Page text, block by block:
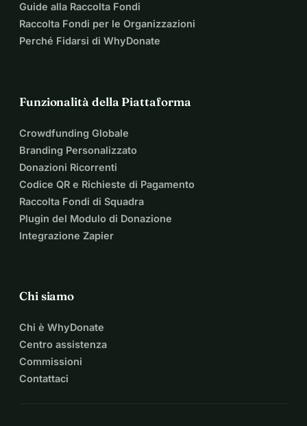
Guide alla Raccolta Fondi
Raccolta Fondi per le Organizzazioni
Perché Fidarsi di WhyDonate
Funzionalità della Piattaforma
Crowdfunding Globale
Branding Personalizzato
Donazioni Ricorrenti
Codice QR e Richieste di Pagamento
Raccolta Fondi di Squadra
Plugin del Modulo di Donazione
Integrazione Zapier
Chi siamo
Chi è WhyDonate
Centro assistenza
Commissioni
Contattaci